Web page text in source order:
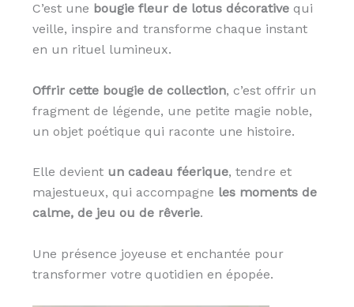
C’est une bougie fleur de lotus décorativequi
veille, inspire and transforme chaque instant
en un rituel lumineux.
Offrir cette bougie de collection, c’est offrir un
fragment de légende, une petite magie noble,
un objet poétique qui raconte une histoire.
Elle devient un cadeau féerique, tendre et
majestueux, qui accompagne les moments de
calme, de jeu ou de rêverie.
Une présence joyeuse et enchantée pour
transformer votre quotidien en épopée.